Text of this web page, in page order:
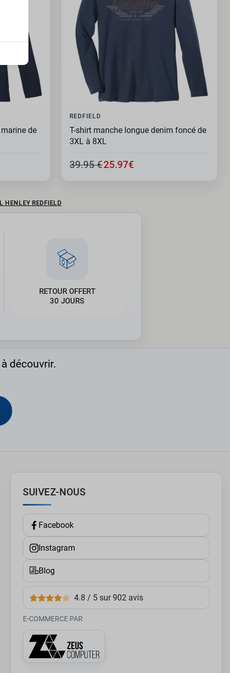
de
REDFIELD
T-shirt manche longue denim foncé de
3XL à 8XL
39.95 €25.97€
HENLEY REDFIELD
RETOUR OFFERT
30 JOURS
découvrir.
SUIVEZ-NOUS
Facebook
Instagram
Blog
4.8 / 5 sur 902 avis
E-COMMERCE PAR